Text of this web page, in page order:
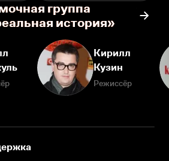
группа
история»
Кирилл
Кузин
Режиссёр